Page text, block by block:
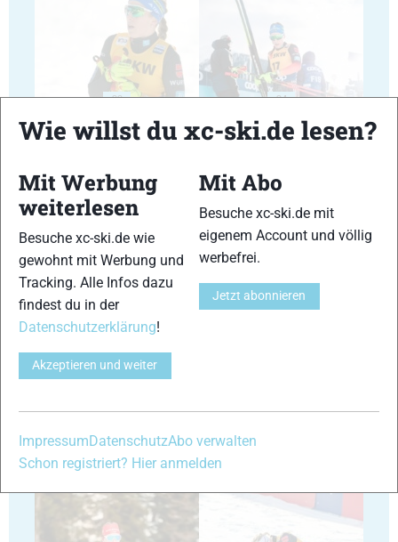
23 24
27
Wie willst du xc-ski.de lesen?
Mit Werbung
weiterlesen
Besuche xc-ski.de wie
gewohnt mit Werbung und
Tracking. Alle Infos dazu
findest du in der
Datenschutzerklärung!
Akzeptieren und weiter
Mit Abo
Besuche xc-ski.de mit
eigenem Account und völlig
werbefrei.
Jetzt abonnieren
Impressum DatenschutzAbo verwalten
Schon registriert? Hier anmelden